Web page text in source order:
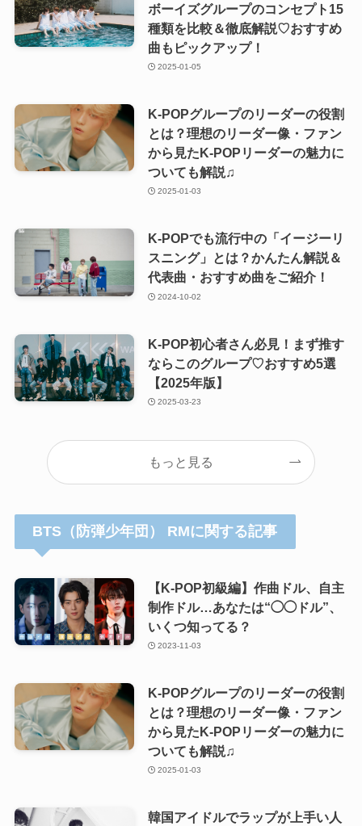
ボーイズグループのコンセプト15
種類を比較＆徹底解説♡おすすめ
曲もピックアップ！
2025-01-05
K-POPグループのリーダーの役割
とは？理想のリーダー像・ファン
から見たK-POPリーダーの魅力に
ついても解説♫
2025-01-03
K-POPでも流行中の「イージーリ
スニング」とは？かんたん解説＆
代表曲・おすすめ曲をご紹介！
2024-10-02
K-POP初心者さん必見！まず推す
ならこのグループ♡おすすめ5選
【2025年版】
2025-03-23
もっと見る
BTS（防弾少年団） RMに関する記事
【K-POP初級編】作曲ドル、自主
制作ドル…あなたは“◯◯ドル”、
いくつ知ってる？
2023-11-03
K-POPグループのリーダーの役割
とは？理想のリーダー像・ファン
から見たK-POPリーダーの魅力に
ついても解説♫
2025-01-03
韓国アイドルでラップが上手い人